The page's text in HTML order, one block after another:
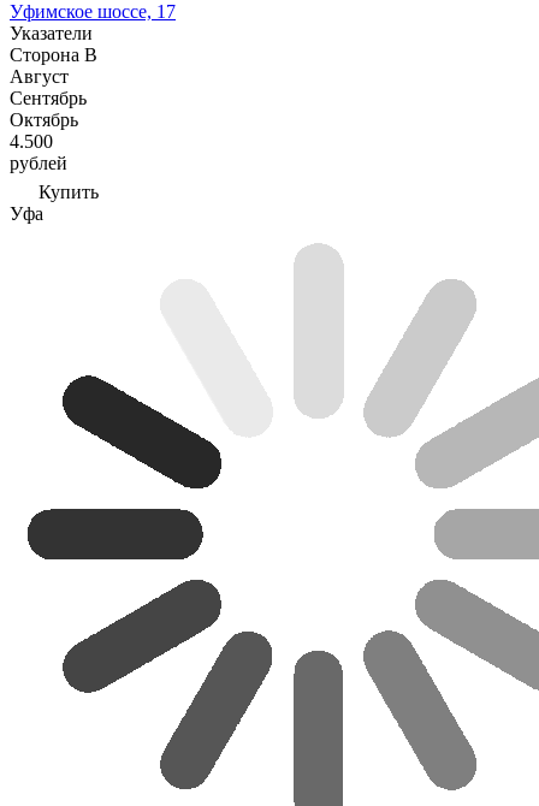
Уфимское шоссе, 17
Указатели
Сторона В
Август
Сентябрь
Октябрь
4.500
рублей
Купить
Уфа